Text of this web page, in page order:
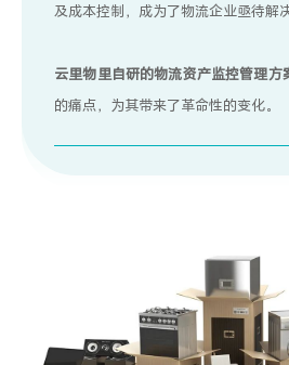
及成本控制，成为了物流企业亟待解
云里物里自研的物流资产监控管理方
的痛点，为其带来了革命性的变化。